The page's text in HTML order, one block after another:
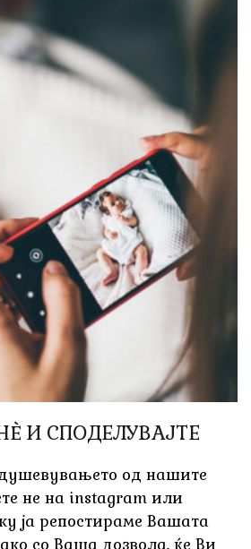
И СПОДЕЛУВАЈТЕ
од нашите
не на instagram или
ја репостираме Вашата
со Ваша дозвола, ќе Ви